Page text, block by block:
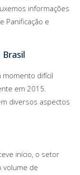
informações
Panificação e
difícil
em 2015.
diversos aspectos
início, o setor
volume de